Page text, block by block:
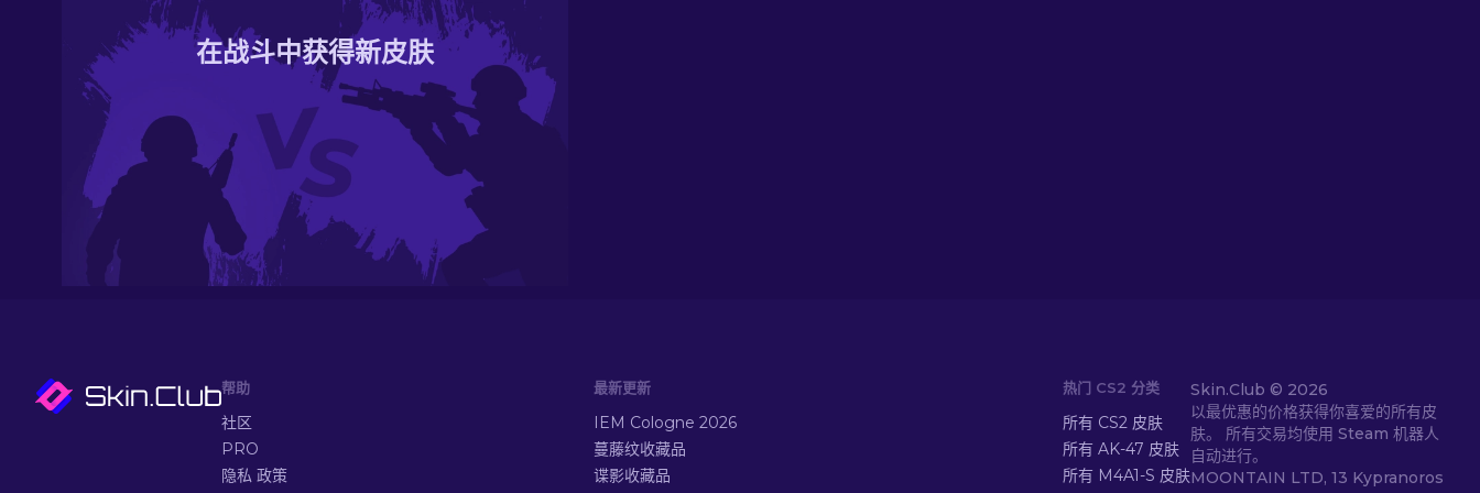
在战斗中获得新皮肤
帮助
社区
PRO
隐私 政策
最新更新
IEM Cologne 2026
蔓藤纹收藏品
谍影收藏品
热门 CS2 分类
所有 CS2 皮肤
所有 AK-47 皮肤
所有 M4A1-S 皮肤
Skin.Club © 2026
以最优惠的价格获得你喜爱的所有皮
肤。 所有交易均使用 Steam 机器人
自动进行。
MOONTAIN LTD, 13 Kypranoros